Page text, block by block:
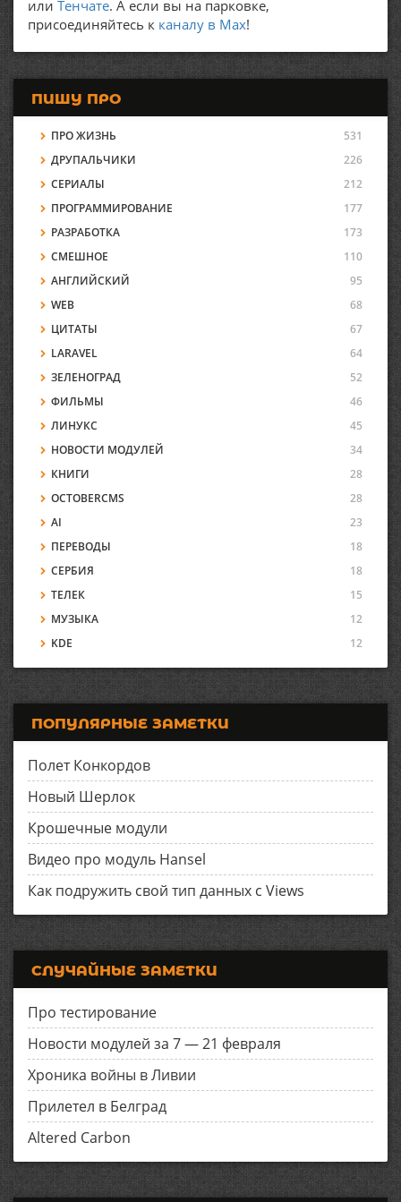
или Тенчате. А если вы на парковке,
присоединяйтесь к каналу в Max!
ПИШУ ПРО
ПРО ЖИЗНЬ
531
ДРУПАЛЬЧИКИ
226
СЕРИАЛЫ
212
ПРОГРАММИРОВАНИЕ
177
РАЗРАБОТКА
173
СМЕШНОЕ
110
АНГЛИЙСКИЙ
95
WEB
68
ЦИТАТЫ
67
LARAVEL
64
ЗЕЛЕНОГРАД
52
ФИЛЬМЫ
46
ЛИНУКС
45
НОВОСТИ МОДУЛЕЙ
34
КНИГИ
28
OCTOBERCMS
28
AI
23
ПЕРЕВОДЫ
18
СЕРБИЯ
18
ТЕЛЕК
15
МУЗЫКА
12
KDE
12
ПОПУЛЯРНЫЕ ЗАМЕТКИ
Полет Конкордов
Новый Шерлок
Крошечные модули
Видео про модуль Hansel
Как подружить свой тип данных с Views
СЛУЧАЙНЫЕ ЗАМЕТКИ
Про тестирование
Новости модулей за 7 — 21 февраля
Хроника войны в Ливии
Прилетел в Белград
Altered Carbon